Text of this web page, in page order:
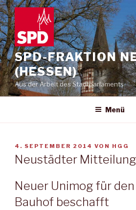
Zum
Inhalt
springen
SPD-FRAKTION
(HESSEN)
Aus der Arbeit des Stadtparlaments
Menü
VERÖFFENTLICHT
AM
4. SEPTEMBER 2014 VON HGG
Neustädter
Neuer Unimog für
Bauhof beschafft